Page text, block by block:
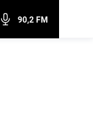
90,2 FM